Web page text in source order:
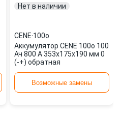
Нет в наличии
CENE·100о
Аккумулятор CENE 100о 100
Ач 800 А 353x175x190 мм 0
(-+) обратная
Возможные замены